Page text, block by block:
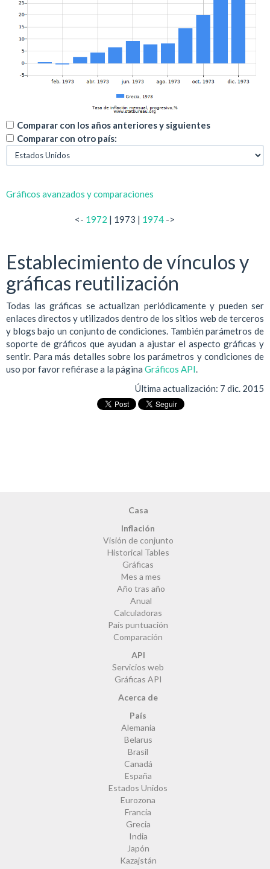
Comparar con los años anteriores y siguientes
Comparar con otro país:
Gráficos avanzados y comparaciones
<- 1972 | 1973 | 1974 ->
Establecimiento de vínculos y
gráficas reutilización
Todas las gráficas se actualizan periódicamente y pueden ser
enlaces directos y utilizados dentro de los sitios web de terceros
y blogs bajo un conjunto de condiciones. También parámetros de
soporte de gráficos que ayudan a ajustar el aspecto gráficas y
sentir. Para más detalles sobre los parámetros y condiciones de
uso por favor refiérase a la página Gráficos API.
Última actualización: 7 dic. 2015
Casa
Inflación
Visión de conjunto
Historical Tables
Gráficas
Mes a mes
Año tras año
Anual
Calculadoras
País puntuación
Comparación
API
Servicios web
Gráficas API
Acerca de
País
Alemania
Belarus
Brasil
Canadá
España
Estados Unidos
Eurozona
Francia
Grecia
India
Japón
Kazajstán